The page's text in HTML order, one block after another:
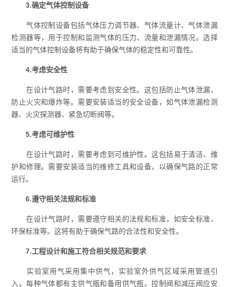
3.确定气体控制设备
气体控制设备包括气体压力调节器、气体流量计、气体泄漏
检测器等，用于控制和监测气体的压力、流量和泄漏情况。选择
适当的气体控制设备将有助于确保气体的稳定性和可靠性。
4.考虑安全性
在设计气路时，需要考虑到安全性。这包括防止气体泄漏、
防止火灾和爆炸等。需要安装适当的安全设备，如气体泄漏检测
器、火灾探测器、紧急切断阀等。
5.考虑可维护性
在设计气路时，需要考虑到可维护性。这包括易于清洁、维
护和修理。需要安装适当的维修工具和设备，以确保气路的正常
运行。
6.遵守相关法规和标准
在设计气路时，需要遵守相关的法规和标准，如安全标准、
环保标准等。这将有助于确保气路的合法性和安全性。
7.工程设计和施工符合相关规范和要求
实验室用气采用集中供气，实验室外供气区域采用管道引
入。每种气体都有主供气瓶和备用供气瓶。控制阀和减压阀应安